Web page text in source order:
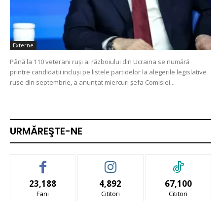
Externe
Până la 110 veterani ruşi ai războiului din Ucraina se numără
printre candidaţii incluşi pe listele partidelor la alegerile legislative
ruse din septembrie, a anunţat miercuri şefa Comisiei...
URMĂREŞTE-NE
23,188
Fani
4,892
Cititori
67,100
Cititori